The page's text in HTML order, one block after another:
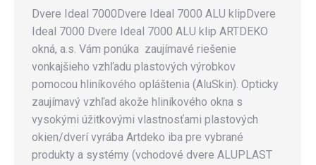
Dvere Ideal 7000Dvere Ideal 7000 ALU klipDvere
Ideal 7000 Dvere Ideal 7000 ALU klip ARTDEKO
okná, a.s. Vám ponúka zaujímavé riešenie
vonkajšieho vzhľadu plastových výrobkov
pomocou hliníkového opláštenia (AluSkin). Opticky
zaujímavý vzhľad akože hliníkového okna s
vysokými úžitkovými vlastnosťami plastových
okien/dverí vyrába Artdeko iba pre vybrané
produkty a systémy (vchodové dvere ALUPLAST